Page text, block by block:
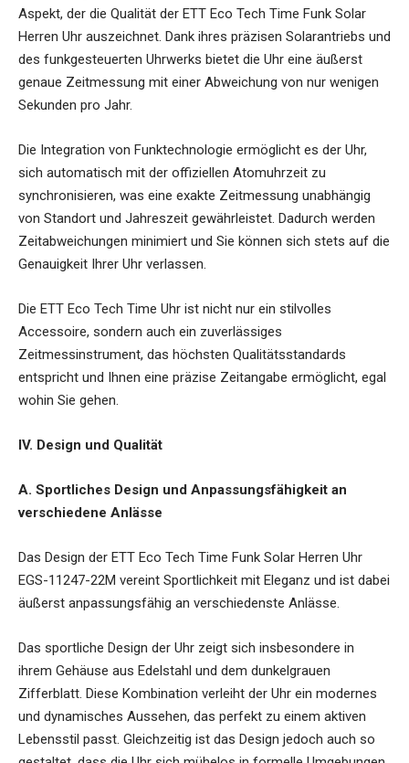
Aspekt, der die Qualität der ETT Eco Tech Time Funk Solar
Herren Uhr auszeichnet. Dank ihres präzisen Solarantriebs und
des funkgesteuerten Uhrwerks bietet die Uhr eine äußerst
genaue Zeitmessung mit einer Abweichung von nur wenigen
Sekunden pro Jahr.
Die Integration von Funktechnologie ermöglicht es der Uhr,
sich automatisch mit der offiziellen Atomuhrzeit zu
synchronisieren, was eine exakte Zeitmessung unabhängig
von Standort und Jahreszeit gewährleistet. Dadurch werden
Zeitabweichungen minimiert und Sie können sich stets auf die
Genauigkeit Ihrer Uhr verlassen.
Die ETT Eco Tech Time Uhr ist nicht nur ein stilvolles
Accessoire, sondern auch ein zuverlässiges
Zeitmessinstrument, das höchsten Qualitätsstandards
entspricht und Ihnen eine präzise Zeitangabe ermöglicht, egal
wohin Sie gehen.
IV. Design und Qualität
A. Sportliches Design und Anpassungsfähigkeit an
verschiedene Anlässe
Das Design der ETT Eco Tech Time Funk Solar Herren Uhr
EGS-11247-22M vereint Sportlichkeit mit Eleganz und ist dabei
äußerst anpassungsfähig an verschiedenste Anlässe.
Das sportliche Design der Uhr zeigt sich insbesondere in
ihrem Gehäuse aus Edelstahl und dem dunkelgrauen
Zifferblatt. Diese Kombination verleiht der Uhr ein modernes
und dynamisches Aussehen, das perfekt zu einem aktiven
Lebensstil passt. Gleichzeitig ist das Design jedoch auch so